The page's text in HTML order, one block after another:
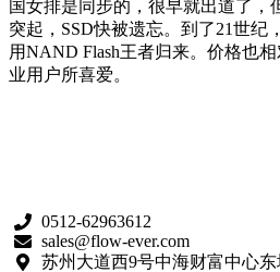
国女排是同步的，很早就出道了，
突起，SSD快被遗忘。到了21世纪
用NAND Flash王者归来。价格也
业用户所喜爱。
0512-62963612
sales@flow-ever.com
苏州大道西9号中海财富中心东